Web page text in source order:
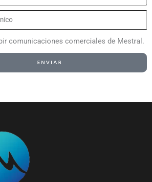
comunicaciones comerciales de Mestral.
ENVIAR